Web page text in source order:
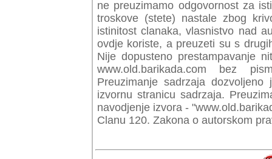
preuzimamo odgovornost za
troskove (stete) nastale zbog
istinitost clanaka, vlasnistvo nad
ovdje koriste, a preuzeti su s
Nije dopusteno prestampavanje
www.old.barikada.com bez
Preuzimanje sadrzaja
izvornu stranicu sadrzaja.
navodjenje izvora -
Clanu 120. Zakona o autorskom